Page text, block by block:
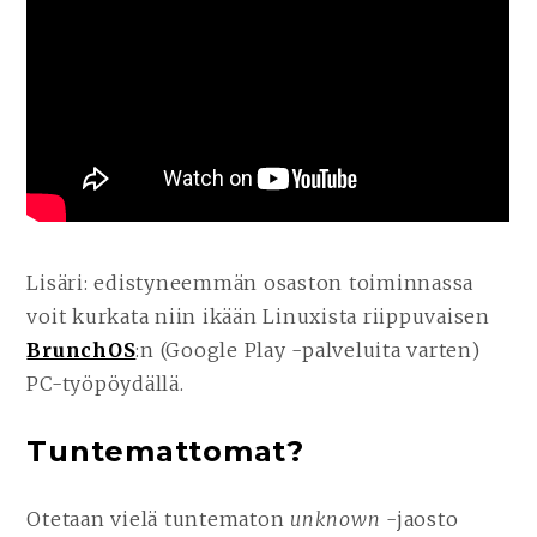
Lisäri: edistyneemmän osaston toiminnassa
voit kurkata niin ikään Linuxista riippuvaisen
BrunchOS:n (Google Play -palveluita varten)
PC-työpöydällä.
Tuntemattomat?
Otetaan vielä tuntematon unknown -jaosto